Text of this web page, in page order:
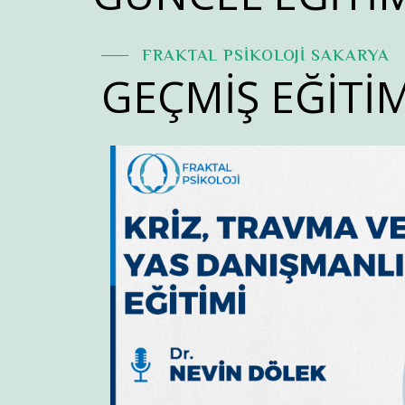
FRAKTAL PSİKOLOJİ SAKARYA
GEÇMİŞ